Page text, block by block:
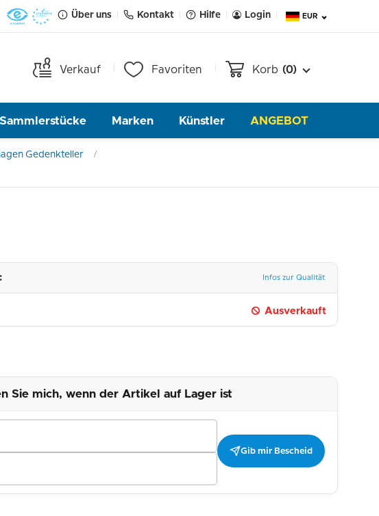
Über uns Kontakt Hilfe Login EUR
Verkauf Favoriten Korb (0)
Sammlerstücke Marken Künstler ANGEBOT
Gedenkteller
Infos zur Qualität
Ausverkauft
Sie mich, wenn der Artikel auf Lager ist
Gib mir Bescheid